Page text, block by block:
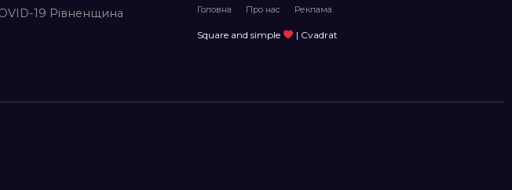
19 Рівненщина
Головна Про нас Реклама
Square and simple | Cvadrat